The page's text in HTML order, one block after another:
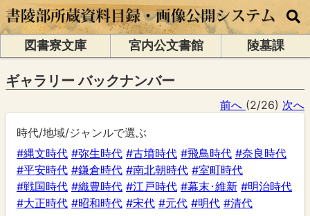
図書寮文庫 宮内公文書館 陵墓課
ギャラリー バックナンバー
前へ (2/26) 次へ
時代/地域/ジャンルで選ぶ
#縄文時代 #弥生時代 #古墳時代 #飛鳥時代 #奈良時代
#平安時代 #鎌倉時代 #南北朝時代 #室町時代
#戦国時代 #織豊時代 #江戸時代 #幕末･維新 #明治時代
#大正時代 #昭和時代 #宋代 #元代 #明代 #清代